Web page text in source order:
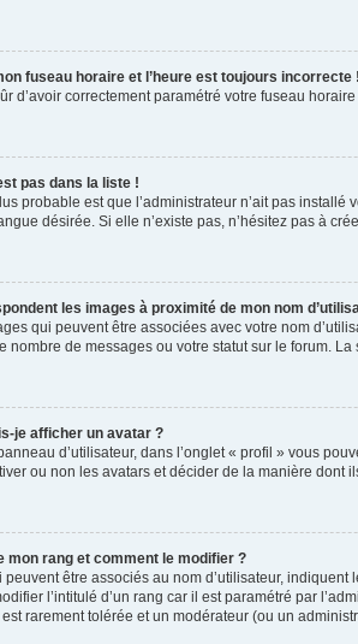
fuseau horaire et l’heure est toujours incorrecte !
d’avoir correctement paramétré votre fuseau
pas dans la liste !
probable est que l’administrateur n’ait pas
désirée. Si elle n’existe pas, n’hésitez pas à
les images à proximité de mon nom
qui peuvent être associées avec votre nom
nombre de messages ou votre statut sur le forum.
je afficher un avatar ?
d’utilisateur, dans l’onglet « profil » vous
ou non les avatars et décider de la manière dont
mon rang et comment le modifier ?
peuvent être associés au nom d’utilisateur,
l’intitulé d’un rang car il est paramétré par
rarement tolérée et un modérateur (ou un